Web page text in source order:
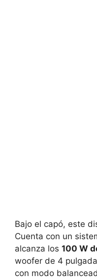
Bajo el capó, este
Cuenta con un
alcanza los 100 W
woofer de 4
con modo